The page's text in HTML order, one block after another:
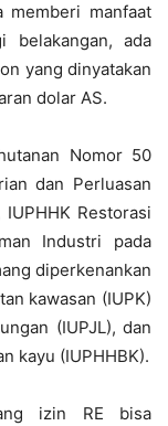
memberi manfaat
belakangan, ada
yang dinyatakan
dolar AS.
Nomor 50
dan Perluasan
Restorasi
Industri pada
diperkenankan
kawasan (IUPK)
(IUPJL), dan
kayu (IUPHHBK).
izin RE bisa